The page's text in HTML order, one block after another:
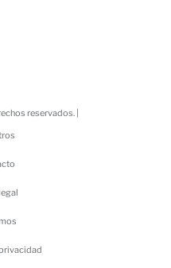
reservados. |